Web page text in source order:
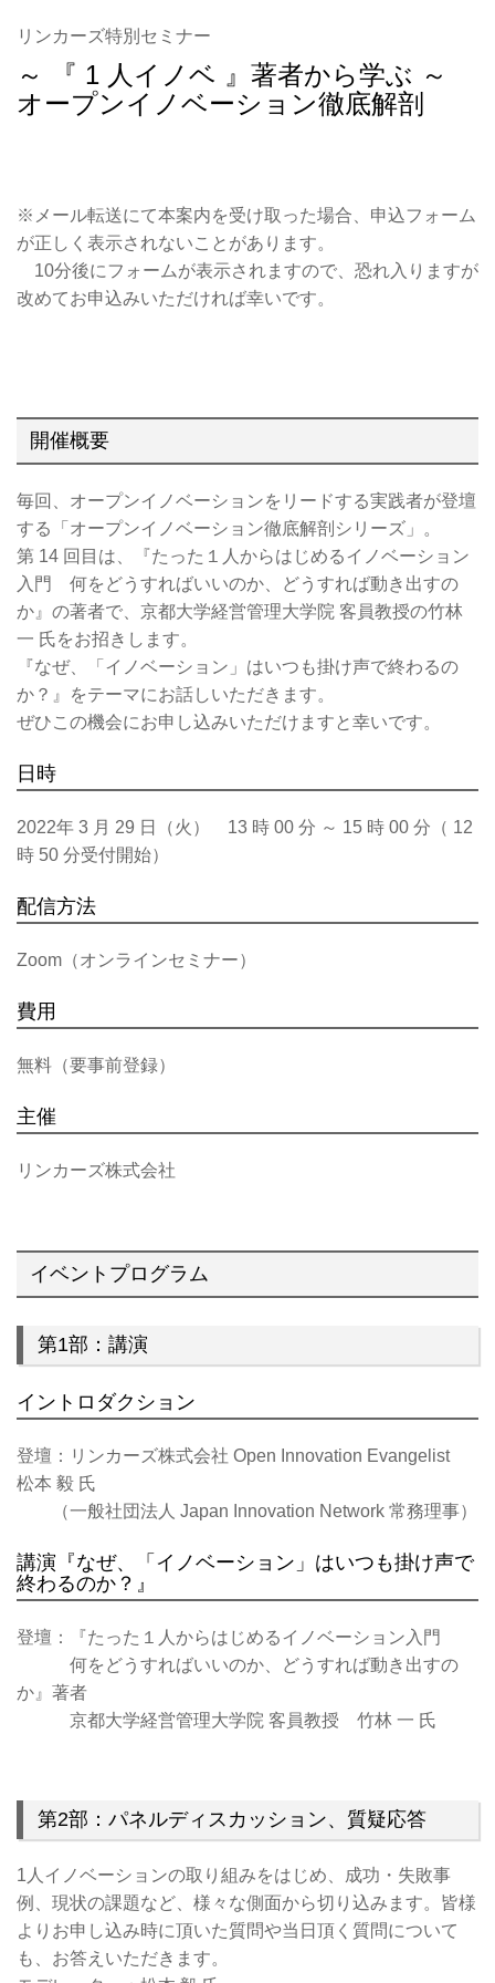
リンカーズ特別セミナー
～ 『 1 人イノベ 』著者から学ぶ ～
オープンイノベーション徹底解剖
※メール転送にて本案内を受け取った場合、申込フォーム
が正しく表示されないことがあります。
10分後にフォームが表示されますので、恐れ入りますが
改めてお申込みいただければ幸いです。
開催概要
毎回、オープンイノベーションをリードする実践者が登壇
する「オープンイノベーション徹底解剖シリーズ」。
第 14 回目は、『たった１人からはじめるイノベーション
入門 何をどうすればいいのか、どうすれば動き出すの
か』の著者で、京都大学経営管理大学院 客員教授の竹林
一 氏をお招きします。
『なぜ、「イノベーション」はいつも掛け声で終わるの
か？』をテーマにお話しいただきます。
ぜひこの機会にお申し込みいただけますと幸いです。
日時
2022年 3 月 29 日（火） 13 時 00 分 ～ 15 時 00 分（ 12
時 50 分受付開始）
配信方法
Zoom（オンラインセミナー）
費用
無料（要事前登録）
主催
リンカーズ株式会社
イベントプログラム
第1部：講演
イントロダクション
登壇：リンカーズ株式会社 Open Innovation Evangelist
松本 毅 氏
（一般社団法人 Japan Innovation Network 常務理事）
講演『なぜ、「イノベーション」はいつも掛け声で
終わるのか？』
登壇：『たった１人からはじめるイノベーション入門
何をどうすればいいのか、どうすれば動き出すの
か』著者
京都大学経営管理大学院 客員教授 竹林 一 氏
第2部：パネルディスカッション、質疑応答
1人イノベーションの取り組みをはじめ、成功・失敗事
例、現状の課題など、様々な側面から切り込みます。皆様
よりお申し込み時に頂いた質問や当日頂く質問について
も、お答えいただきます。